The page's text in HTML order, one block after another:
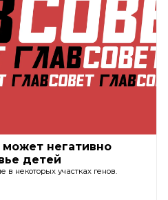
негативно
детей
некоторых участках генов.